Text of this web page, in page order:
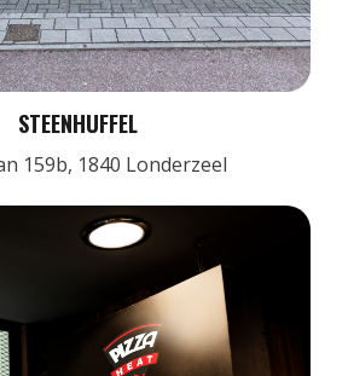
STEENHUFFEL
159b, 1840 Londerzeel